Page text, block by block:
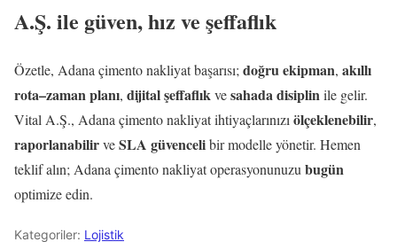
A.Ş. ile güven, hız ve şeffaflık
Özetle, Adana çimento nakliyat başarısı; doğru ekipman, akıllı
rota–zaman planı, dijital şeffaflıkvesahada disiplinile gelir.
Vital A.Ş., Adana çimento nakliyat ihtiyaçlarınızı ölçeklenebilir,
raporlanabilirveSLA güvencelibir modelle yönetir. Hemen
teklif alın; Adana çimento nakliyat operasyonunuzu bugün
optimize edin.
Kategoriler: Lojistik